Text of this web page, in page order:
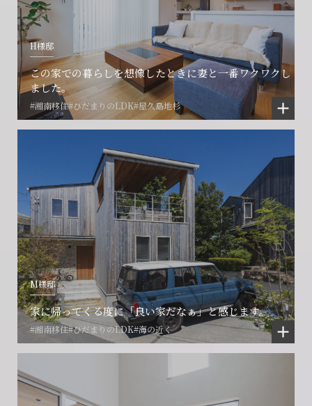
H様邸
この家での暮らしを想像したときに妻と一番ワクワクし
ました。
#湘南移住#ひだまりのLDK#屋久島地杉
M様邸
家に帰ってくる度に「良い家だなぁ」と感じます。
#湘南移住#ひだまりのLDK#海の近く